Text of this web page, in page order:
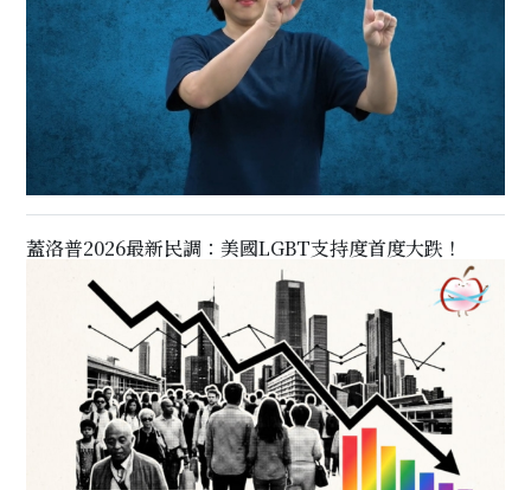
蓋洛普2026最新民調：美國LGBT支持度首度大跌！